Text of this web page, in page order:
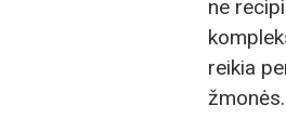
ne
reikia
žmonės.